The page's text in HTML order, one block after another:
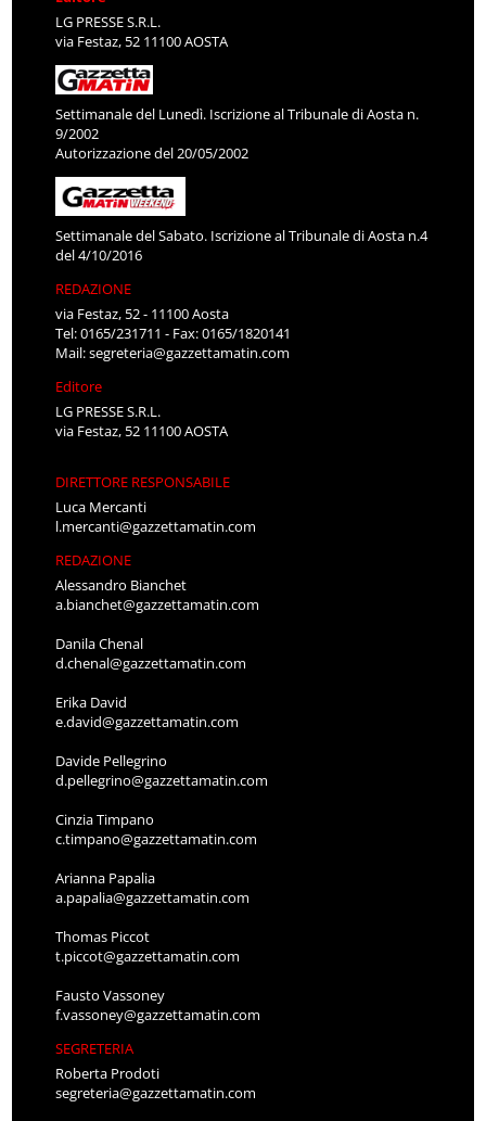
LG PRESSE S.R.L.
via Festaz, 52 11100 AOSTA
Settimanale del Lunedì. Iscrizione al Tribunale di Aosta n.
9/2002
Autorizzazione del 20/05/2002
Settimanale del Sabato. Iscrizione al Tribunale di Aosta n.4
del 4/10/2016
REDAZIONE
via Festaz, 52 - 11100 Aosta
Tel: 0165/231711 - Fax: 0165/1820141
Mail:segreteria@gazzettamatin.com
Editore
LG PRESSE S.R.L.
via Festaz, 52 11100 AOSTA
DIRETTORE RESPONSABILE
Luca Mercanti
l.mercanti@gazzettamatin.com
REDAZIONE
Alessandro Bianchet
a.bianchet@gazzettamatin.com
Danila Chenal
d.chenal@gazzettamatin.com
Erika David
e.david@gazzettamatin.com
Davide Pellegrino
d.pellegrino@gazzettamatin.com
Cinzia Timpano
c.timpano@gazzettamatin.com
Arianna Papalia
a.papalia@gazzettamatin.com
Thomas Piccot
t.piccot@gazzettamatin.com
Fausto Vassoney
f.vassoney@gazzettamatin.com
SEGRETERIA
Roberta Prodoti
segreteria@gazzettamatin.com